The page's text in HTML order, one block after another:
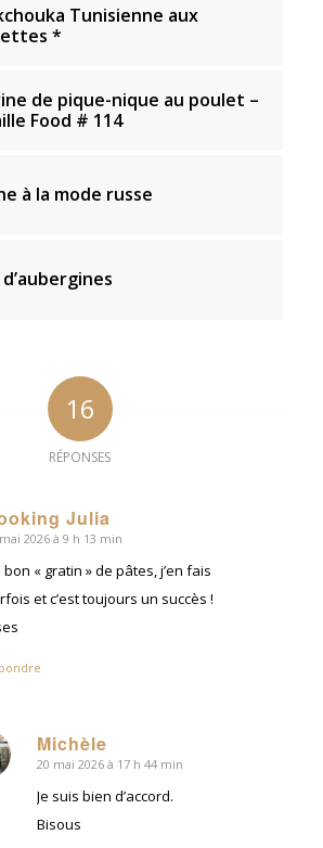
Tunisienne aux
*
de pique-nique au poulet –
Food # 114
à la mode russe
16
RÉPONSES
Julia
2026 à 9 h 13 min
bon « gratin » de pâtes, j’en fais
et c’est toujours un succès !
Michèle
dit
20 mai 2026 à 17 h 44 min
Je suis bien d’accord.
Bisous